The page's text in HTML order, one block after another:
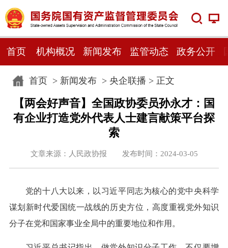
首页 机构概况 新闻发布 监管动态 政务公开
首页> 新闻发布> 央企联播 > 正文
【两会好声音】全国政协委员孙永才：国
有企业打造党外代表人士建言献策平台探
索
文章来源：人民政协报 发布时间：2024-03-05
党的十八大以来，以习近平同志为核心的党中央科学
谋划新时代爱国统一战线的历史方位，高度重视党外知识
分子在党和国家事业全局中的重要地位和作用。